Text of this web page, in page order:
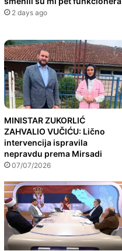
2 days ago
MINISTAR ZUKORLIĆ
ZAHVALIO VUČIĆU: Lično
intervencija ispravila
nepravdu prema Mirsadi
07/07/2026